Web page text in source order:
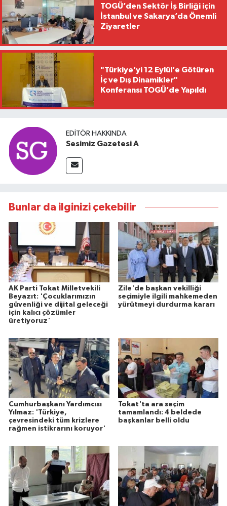
TOGÜ’den Sektör İş Birliği için
İstanbul ve Sakarya’da Önemli
Ziyaretler
"Türkiye’yi 12 Eylül’e Götüren
İç ve Dış Dinamikler"
Konferansı TOGÜ’de Yapıldı
EDITÖR HAKKINDA
Sesimiz Gazetesi A
Bunlar da ilginizi çekebilir
AK Parti Tokat Milletvekili
Beyazıt: 'Çocuklarımızın
güvenliği ve dijital geleceği
için kalıcı çözümler
üretiyoruz'
Zile'de başkan vekilliği
seçimiyle ilgili mahkemeden
yürütmeyi durdurma kararı
Cumhurbaşkanı Yardımcısı
Yılmaz: 'Türkiye,
çevresindeki tüm krizlere
rağmen istikrarını koruyor'
Tokat'ta ara seçim
tamamlandı: 4 beldede
başkanlar belli oldu